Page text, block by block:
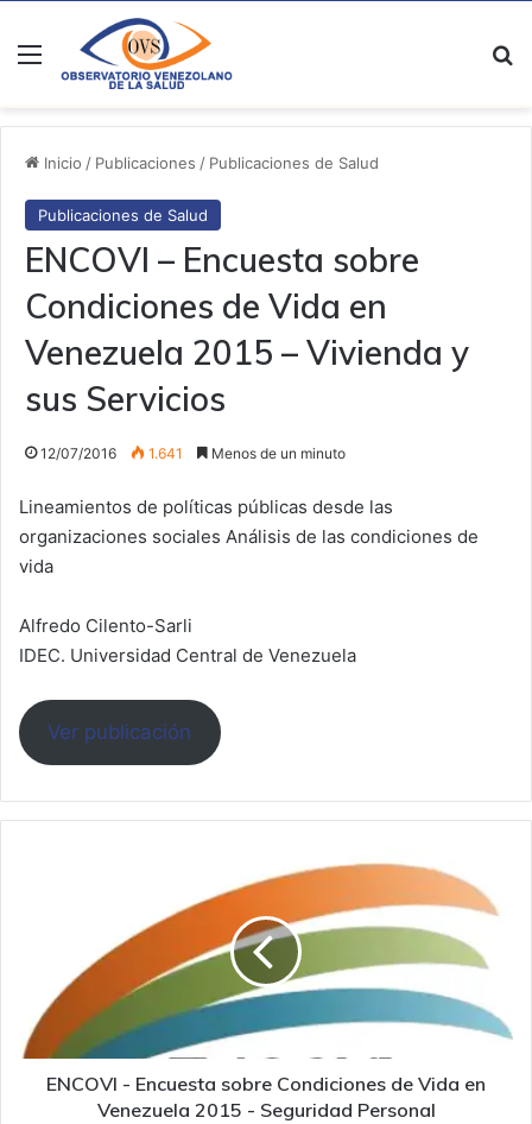
Menú
Inicio / Publicaciones / Publicaciones de Salud
Publicaciones de Salud
ENCOVI – Encuesta sobre
Condiciones de Vida en
Venezuela 2015 – Vivienda y
sus Servicios
12/07/2016 1.641 Menos de un minuto
Lineamientos de políticas públicas desde las
organizaciones sociales Análisis de las condiciones de
vida
Alfredo Cilento-Sarli
IDEC. Universidad Central de Venezuela
Ver publicación
Condiciones
Vida
en
Venezuela
2015ENCOVI - Encuesta sobre Condiciones de Vida en
Venezuela 2015 - Seguridad Personal